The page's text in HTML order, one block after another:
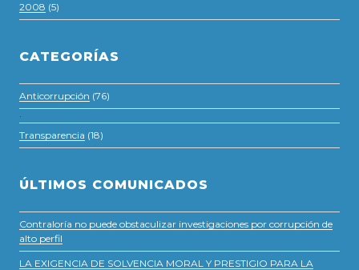
2008 (5)
CATEGORÍAS
Anticorrupción (76)
·
Transparencia (18)
ÚLTIMOS COMUNICADOS
Contraloría no puede obstaculizar investigaciones por corrupción de
alto perfil
LA EXIGENCIA DE SOLVENCIA MORAL Y PRESTIGIO PARA LA